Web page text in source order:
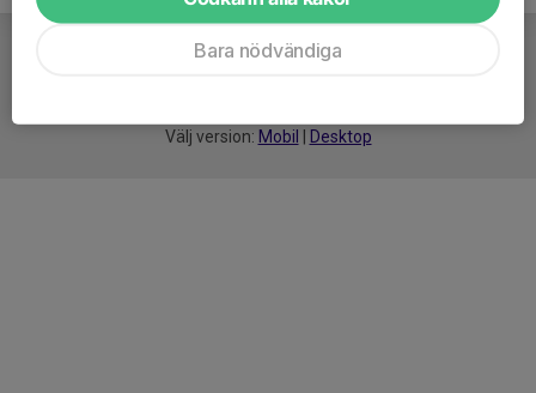
Välj version: Mobil Desktop
Bara nödvändiga